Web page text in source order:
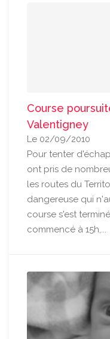
Course
Valentigney
Le 02/09/2010
Pour tenter
ont pris de
les routes du
dangereuse qui
course s'est
commencé à 15h,...